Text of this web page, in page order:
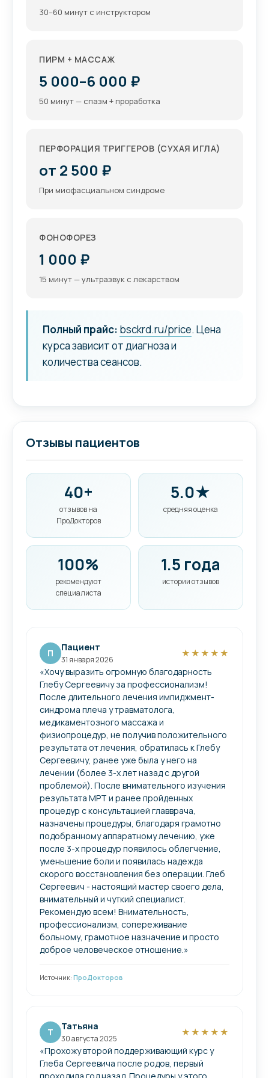
30–60 минут с инструктором
ПИРМ + МАССАЖ
5 000–6 000 ₽
50 минут — спазм + проработка
ПЕРФОРАЦИЯ ТРИГГЕРОВ (СУХАЯ ИГЛА)
от 2 500 ₽
При миофасциальном синдроме
ФОНОФОРЕЗ
1 000 ₽
15 минут — ультразвук с лекарством
Полный прайс: bsckrd.ru/price. Цена
курса зависит от диагноза и
количества сеансов.
Отзывы пациентов
40+
отзывов на
ПроДокторов
5.0★
средняя оценка
100%
рекомендуют
специалиста
1.5 года
истории отзывов
П Пациент
31 января 2026
★★★★★
«Хочу выразить огромную благодарность
Глебу Сергеевичу за профессионализм!
После длительного лечения импиджмент-
синдрома​ плеча у травматолога,
медикаментозного массажа​ и
физиопроцедур, не получив положительного
результата от лечения, обратилась к Глебу
Сергеевичу, ранее уже была у него на
лечении (более 3-х лет назад с другой
проблемой). После внимательного изучения
результата МРТ​ и ранее пройденных
процедур с консультацией главврача,
назначены процедуры, благодаря грамотно
подобранному аппаратному лечению, уже
после 3-х процедур появилось облегчение,
уменьшение боли и появилась надежда
скорого восстановления без операции. Глеб
Сергеевич - настоящий мастер своего дела,
внимательный и чуткий специалист.
Рекомендую всем! Внимательность,
профессионализм, сопереживание
больному, грамотное назначение и просто
доброе человеческое отношение.»
Источник: ПроДокторов
Т Татьяна
30 августа 2025
★★★★★
«Прохожу второй поддерживающий курс у
Глеба Сергеевича после родов, первый